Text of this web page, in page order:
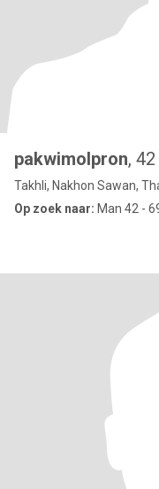
pakwimolpron, 42
Takhli, Nakhon Sawan,
Op zoek naar: Man 42 -